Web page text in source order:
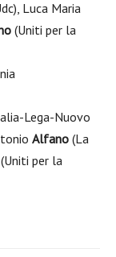
Luca Maria
(Uniti per la
Lega-Nuovo
Alfano (La
(Uniti per la